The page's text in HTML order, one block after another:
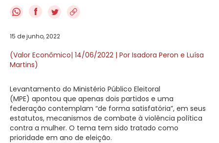
f
15 de junho, 2022
(Valor Econômico| 14/06/2022 | Por Isadora Peron e Luísa
Martins)
Levantamento do Ministério Público Eleitoral
(MPE) apontou que apenas dois partidos e uma
federação contemplam “de forma satisfatória”, em seus
estatutos, mecanismos de combate à violência política
contra a mulher. O tema tem sido tratado como
prioridade em ano de eleição.